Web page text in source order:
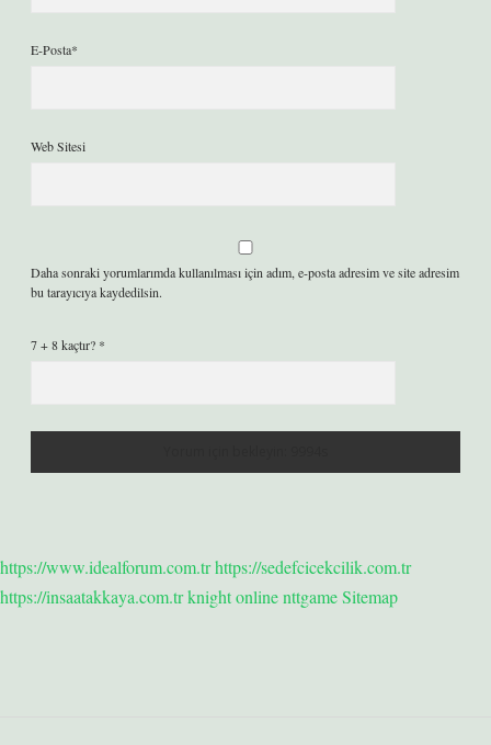
E-Posta*
Web Sitesi
Daha sonraki yorumlarımda kullanılması için adım, e-posta adresim ve site adresim
bu tarayıcıya kaydedilsin.
7 + 8 kaçtır? *
https://www.idealforum.com.trhttps://sedefcicekcilik.com.tr
https://insaatakkaya.com.trknight onlinenttgameSitemap